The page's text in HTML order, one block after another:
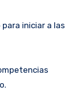
iniciar a las